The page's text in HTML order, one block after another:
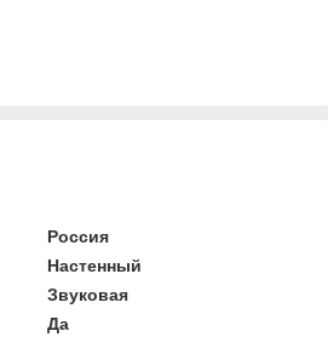
Россия
Настенный
Звуковая
Да